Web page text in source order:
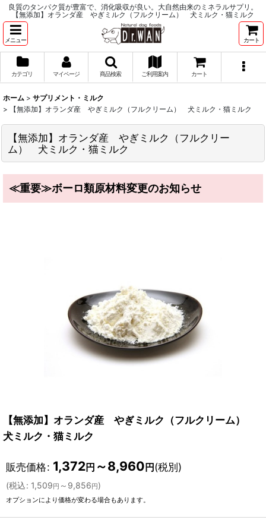
良質のタンパク質が豊富で、消化吸収が良い。大自然由来のミネラルサプリ。
【無添加】オランダ産 やぎミルク（フルクリーム） 犬ミルク・猫ミルク
メニュー カート
カテゴリ マイページ 商品検索 ご利用案内 カート
ホーム > サプリメント・ミルク
>
【無添加】オランダ産 やぎミルク（フルクリーム） 犬ミルク・猫ミルク
【無添加】オランダ産 やぎミルク（フルクリー
ム） 犬ミルク・猫ミルク
≪重要≫ボーロ類原材料変更のお知らせ
【無添加】オランダ産 やぎミルク（フルクリーム）
犬ミルク・猫ミルク
販売価格: 1,372円 ～8,960 円 (税別)
(税込: 1,509円 ～9,856円)
オプションにより価格が変わる場合もあります。